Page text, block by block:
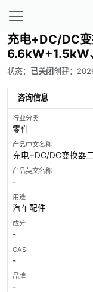
充电+DC/DC
6.6kW+1.5kW
状态： 已关闭创建：
咨询信息
行业分类
零件
产品中文名称
充电+DC/DC变换器
产品英文名称
-
用途
汽车配件
成分
-
CAS
-
品牌
-